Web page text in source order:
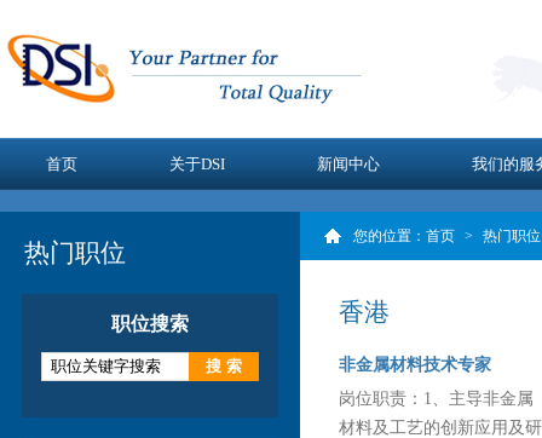
首页 关于DSI 新闻中心 我们的服
热门职位
职位搜索
您的位置： 首页 > 热门职位
香港
非金属材料技术专家
岗位职责：1、主导非金
材料及工艺的创新应用及